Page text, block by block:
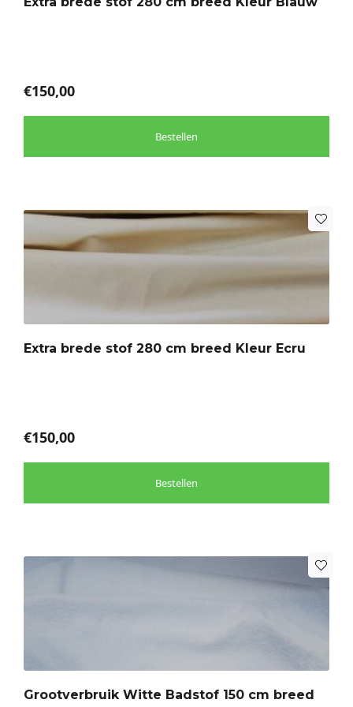
€150,00
Bestellen
kan
productpagina
Extra brede stof 280 cm breed Kleur Ecru
€150,00
Bestellen
Dit
product
kan
productpagina
Grootverbruik Witte Badstof 150 cm breed
kan